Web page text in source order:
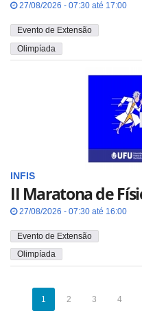
27/08/2026 - 07:30 até 17:00
Evento de Extensão
Olimpíada
INFIS
II Maratona de
27/08/2026 - 07:30 até 16:00
Evento de Extensão
Olimpíada
1 2 3 4